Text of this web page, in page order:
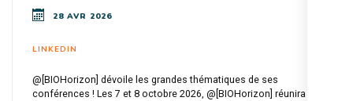
28 AVR 2026
LINKEDIN
@[BIOHorizon] dévoile les grandes thématiques de ses
conférences ! Les 7 et 8 octobre 2026, @[BIOHorizon] réunira